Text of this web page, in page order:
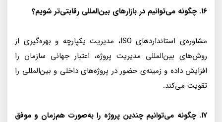
۱۶. چگونه می‌توانیم در بازارهای بین‌المللی رقابتی‌تر شویم؟
مشاوره‌ی استانداردهای ISO، مدیریت یکپارچه و بهره‌گیری از
روش‌های بین‌المللی مدیریت پروژه، اعتبار جهانی سازمان را
افزایش داده و زمینه‌ی حضور در پروژه‌های داخلی و بین‌المللی را
تقویت می‌کند.
۱۷. چگونه می‌توانیم چندین پروژه را به‌صورت هم‌زمان و موفق